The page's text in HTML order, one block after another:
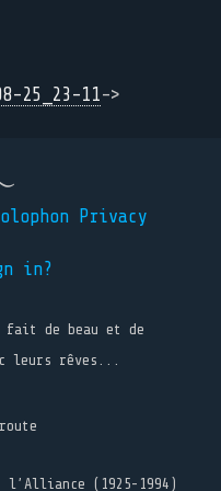
25_23-11->
Privacy
in?
fait de beau et de
leurs rêves...
(1925-1994)